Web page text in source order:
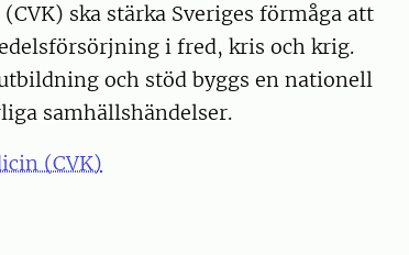
ska stärka Sveriges förmåga att
i fred, kris och krig.
och stöd byggs en nationell
samhällshändelser.
(CVK)